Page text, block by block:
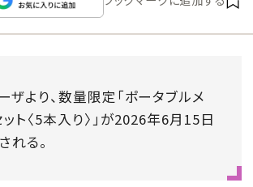
ザより、数量限定「ポータブルメ
ト〈5本入り〉」が2026年6月15日
れる。